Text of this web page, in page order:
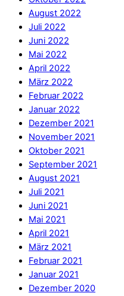
August 2022
Juli 2022
Juni 2022
Mai 2022
April 2022
März 2022
Februar 2022
Januar 2022
Dezember 2021
November 2021
Oktober 2021
September 2021
August 2021
Juli 2021
Juni 2021
Mai 2021
April 2021
März 2021
Februar 2021
Januar 2021
Dezember 2020